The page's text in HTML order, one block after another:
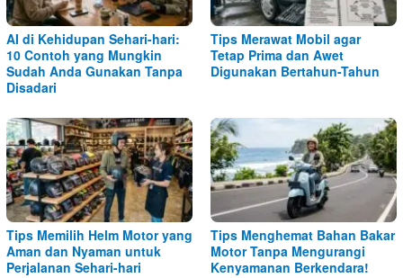
AI di Kehidupan Sehari-hari:
10 Contoh yang Mungkin
Sudah Anda Gunakan Tanpa
Disadari
Tips Merawat Mobil agar
Tetap Prima dan Awet
Digunakan Bertahun-Tahun
Tips Memilih Helm Motor yang
Aman dan Nyaman untuk
Perjalanan Sehari-hari
Tips Menghemat Bahan Bakar
Motor Tanpa Mengurangi
Kenyamanan Berkendara!